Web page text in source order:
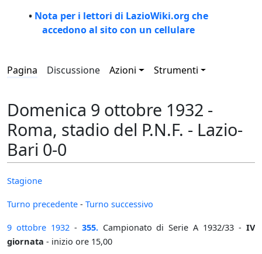
• Nota per i lettori di LazioWiki.org che
accedono al sito con un cellulare
Pagina Discussione Azioni Strumenti
Domenica 9 ottobre 1932 -
Roma, stadio del P.N.F. - Lazio-
Bari 0-0
Stagione
Turno precedente - Turno successivo
9 ottobre 1932- 355.Campionato di Serie A 1932/33 -IV
giornata - inizio ore 15,00